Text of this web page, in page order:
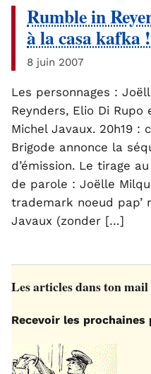
Rumble in
à la casa kafka !
8 juin 2007
Les personnages :
Reynders, Elio Di
Michel Javaux. 20h19 :
Brigode annonce la
d’émission. Le tirage
de parole : Joëlle
trademark noeud pap’
Javaux (zonder […]
Les articles dans ton
Recevoir les